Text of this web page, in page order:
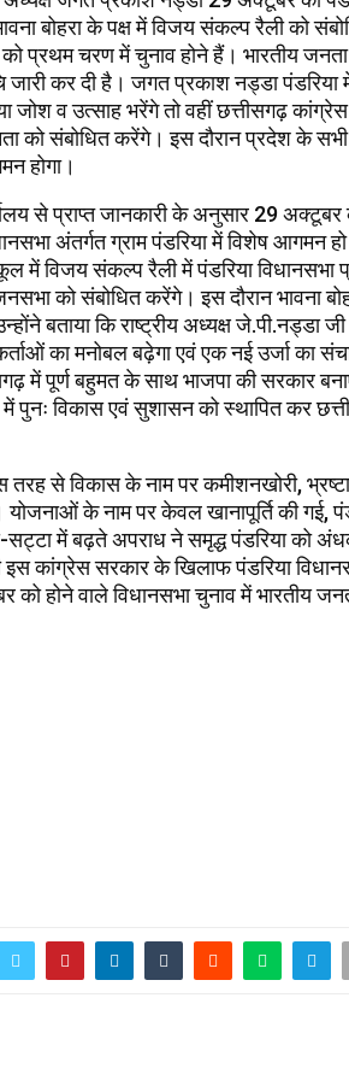
बोहरा के पक्ष में विजय संकल्प रैली को
प्रथम चरण में चुनाव होने हैं। भारतीय जनता
जारी कर दी है। जगत प्रकाश नड्डा पंडरिया
जोश व उत्साह भरेंगे तो वहीं छत्तीसगढ़
को संबोधित करेंगे। इस दौरान प्रदेश के सभी
होगा।
से प्राप्त जानकारी के अनुसार 29 अक्टूबर
अंतर्गत ग्राम पंडरिया में विशेष आगमन
में विजय संकल्प रैली में पंडरिया विधानसभा
को संबोधित करेंगे। इस दौरान भावना
बताया कि राष्ट्रीय अध्यक्ष जे.पी.नड्डा
का मनोबल बढ़ेगा एवं एक नई उर्जा का
में पूर्ण बहुमत के साथ भाजपा की सरकार
पुनः विकास एवं सुशासन को स्थापित कर
तरह से विकास के नाम पर कमीशनखोरी,
के नाम पर केवल खानापूर्ति की गई,
में बढ़ते अपराध ने समृद्ध पंडरिया को
इस कांग्रेस सरकार के खिलाफ पंडरिया
को होने वाले विधानसभा चुनाव में भारतीय